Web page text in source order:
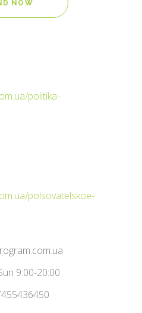
politika-
polsovatelskoe-
9:00-20:00